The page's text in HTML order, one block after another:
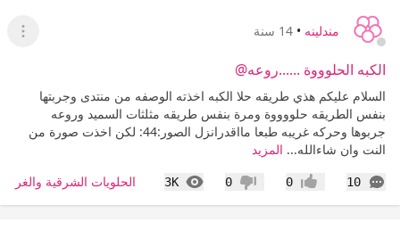
مندلينه • 14 سنة
عرض
الكبه الحلوووة ......روعه@
السلام عليكم هذي طريقه حلا الكبه اخذته الوصفه من منتدى وجربتها
بنفس الطريقه حلووووة ومرة بنفس طريقه مثلثات السميد وروعه
جربوها وحركه غريبه طبعا مااقدرانزل الصور:44: لكن اخذت صورة من
النت وان شاءالله... المزيد
10
التعليقات إعجاب0 عدم إعجاب
0
3K
المشاهدات الحلويات الشرقية والغربية